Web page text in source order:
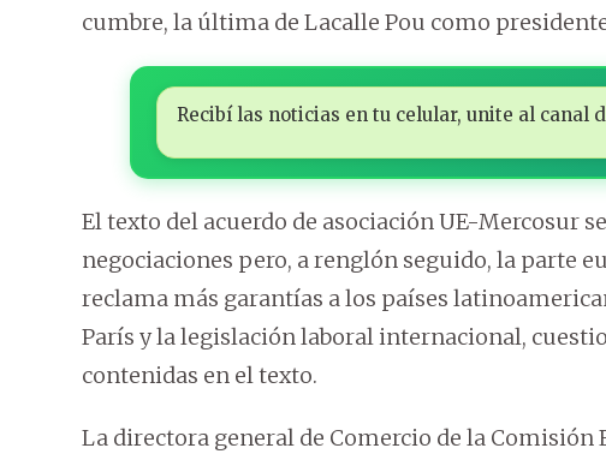
cumbre, la última de Lacalle Pou como
Recibí las noticias en tu celular, unite al canal
El texto del acuerdo de asociación UE-Mercosur
negociaciones pero, a renglón seguido, la parte
reclama más garantías a los países
París y la legislación laboral internacional,
contenidas en el texto.
La directora general de Comercio de la Comisión